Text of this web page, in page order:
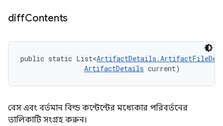
diffContents
public static List<
ArtifactDetails current)
বেস এবং বর্তমান বিল্ড কন্টেন্টের মধ্যেকার পরিবর্তনের
তালিকাটি সংগ্রহ করুন।